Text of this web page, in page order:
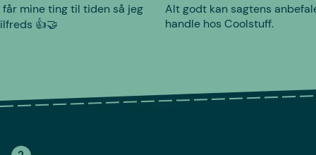
får mine ting til tiden så jeg
👍🤝
Alt godt kan sagtens
handle hos Coolstuff.